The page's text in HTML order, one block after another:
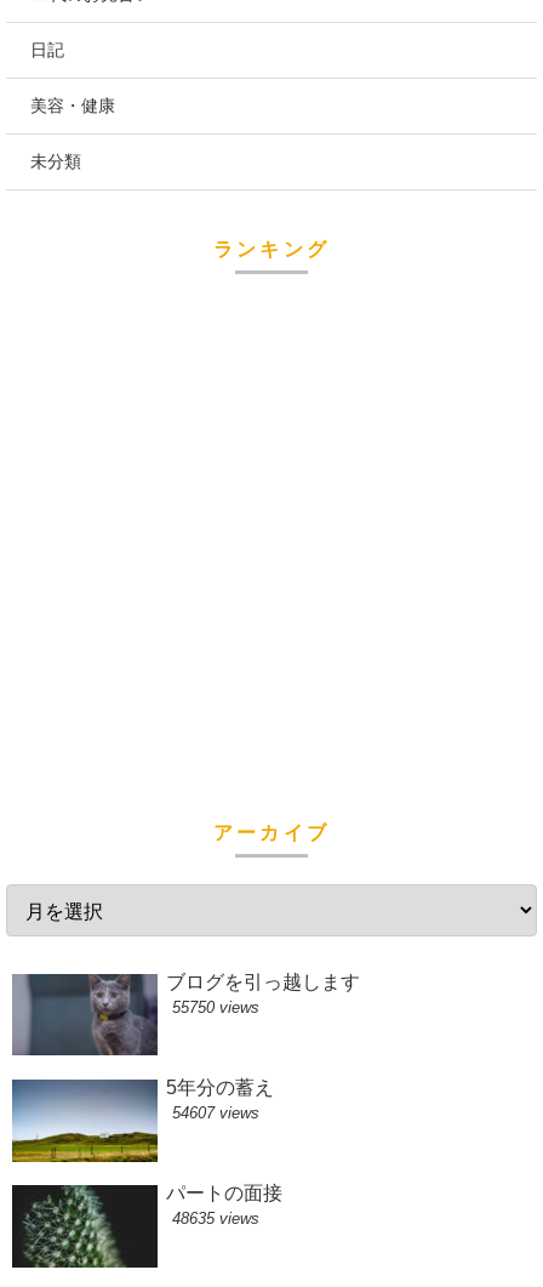
日記
美容・健康
未分類
ランキング
アーカイブ
ブログを引っ越します
55750 views
5年分の蓄え
54607 views
パートの面接
48635 views